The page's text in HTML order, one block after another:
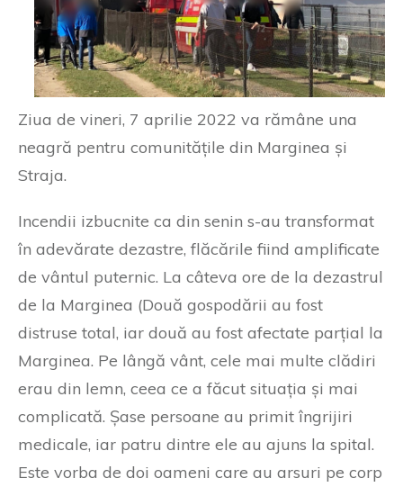
Ziua de vineri, 7 aprilie 2022 va rămâne una
neagră pentru comunitățile din Marginea și
Straja.
Incendii izbucnite ca din senin s-au transformat
în adevărate dezastre, flăcările fiind amplificate
de vântul puternic. La câteva ore de la dezastrul
de la Marginea (Două gospodării au fost
distruse total, iar două au fost afectate parțial la
Marginea. Pe lângă vânt, cele mai multe clădiri
erau din lemn, ceea ce a făcut situația și mai
complicată. Șase persoane au primit îngrijiri
medicale, iar patru dintre ele au ajuns la spital.
Este vorba de doi oameni care au arsuri pe corp